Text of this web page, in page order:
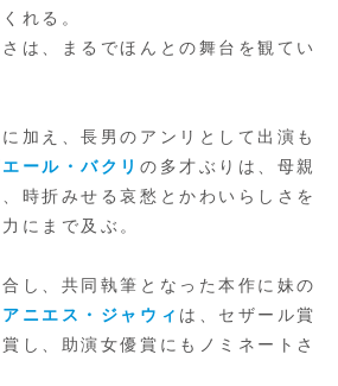
れる。
は、まるでほんとの舞台を観てい
加え、長男のアンリとして出演も
ール・バクリ の多才ぶりは、母親
時折みせる哀愁とかわいらしさを
にまで及ぶ。
し、共同執筆となった本作に妹の
アニエス・ジャウィ は、セザール賞
し、助演女優賞にもノミネートさ